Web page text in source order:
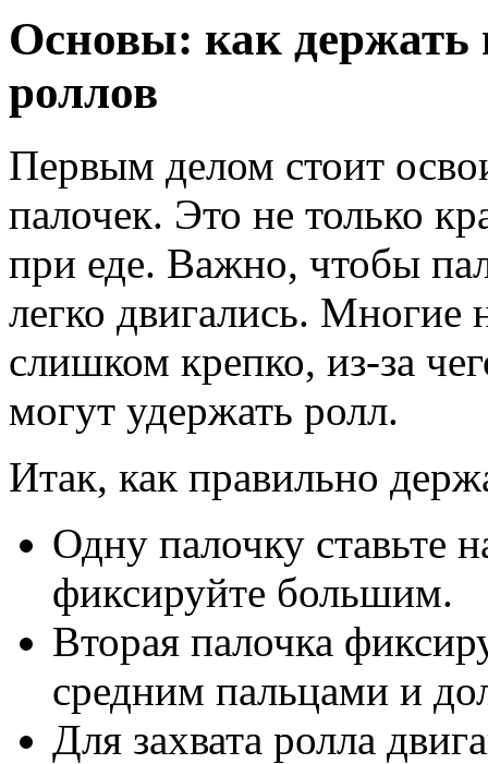
Основы: как держать
роллов
Первым делом стоит
палочек. Это не только
при еде. Важно, чтобы
легко двигались. Многие
слишком крепко, из-за
могут удержать ролл.
Итак, как правильно
Одну палочку ставьте
фиксируйте большим.
Вторая палочка
средним пальцами и
Для захвата ролла